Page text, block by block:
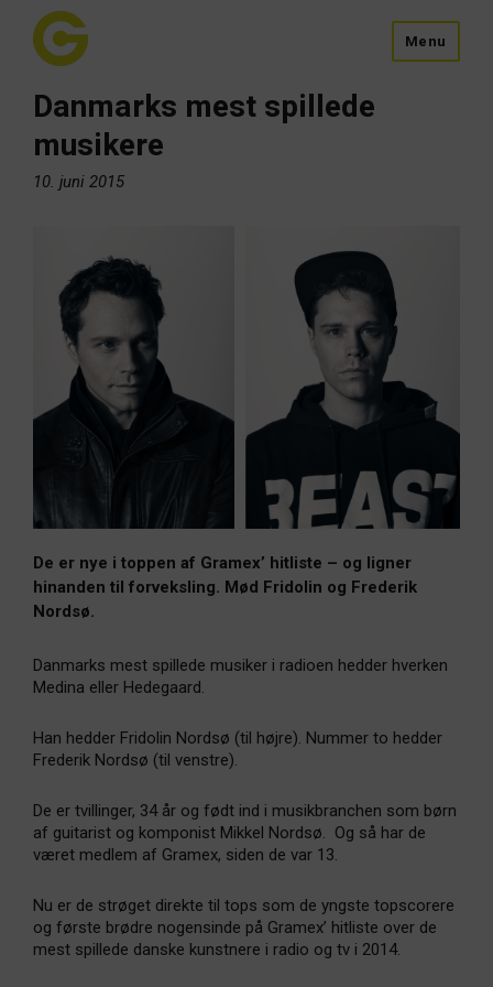
Menu
Danmarks mest spillede
musikere
10. juni 2015
De er nye i toppen af Gramex’ hitliste – og ligner
hinanden til forveksling. Mød Fridolin og Frederik
Nordsø.
Danmarks mest spillede musiker i radioen hedder hverken
Medina eller Hedegaard.
Han hedder Fridolin Nordsø (til højre). Nummer to hedder
Frederik Nordsø (til venstre).
De er tvillinger, 34 år og født ind i musikbranchen som børn
af guitarist og komponist Mikkel Nordsø. Og så har de
været medlem af Gramex, siden de var 13.
Nu er de strøget direkte til tops som de yngste topscorere
og første brødre nogensinde på Gramex’ hitliste over de
mest spillede danske kunstnere i radio og tv i 2014.